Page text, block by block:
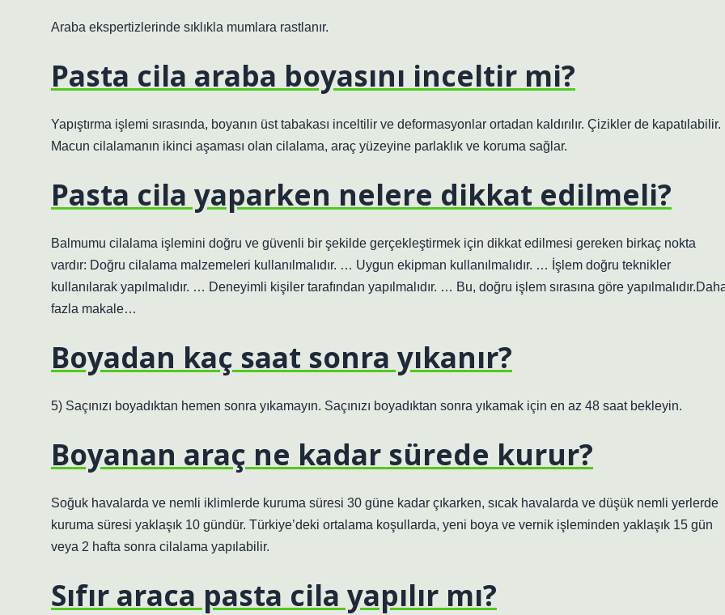
Araba ekspertizlerinde sıklıkla mumlara rastlanır.
Pasta cila araba boyasını inceltir mi?
Yapıştırma işlemi sırasında, boyanın üst tabakası inceltilir ve deformasyonlar ortadan kaldırılır. Çizikler de kapatılabilir.
Macun cilalamanın ikinci aşaması olan cilalama, araç yüzeyine parlaklık ve koruma sağlar.
Pasta cila yaparken nelere dikkat edilmeli?
Balmumu cilalama işlemini doğru ve güvenli bir şekilde gerçekleştirmek için dikkat edilmesi gereken birkaç nokta
vardır: Doğru cilalama malzemeleri kullanılmalıdır. … Uygun ekipman kullanılmalıdır. … İşlem doğru teknikler
kullanılarak yapılmalıdır. … Deneyimli kişiler tarafından yapılmalıdır. … Bu, doğru işlem sırasına göre
fazla makale…
Boyadan kaç saat sonra yıkanır?
5) Saçınızı boyadıktan hemen sonra yıkamayın. Saçınızı boyadıktan sonra yıkamak için en az 48 saat bekleyin.
Boyanan araç ne kadar sürede kurur?
Soğuk havalarda ve nemli iklimlerde kuruma süresi 30 güne kadar çıkarken, sıcak havalarda ve düşük nemli yerlerde
kuruma süresi yaklaşık 10 gündür. Türkiye’deki ortalama koşullarda, yeni boya ve vernik işleminden yaklaşık 15 gün
veya 2 hafta sonra cilalama yapılabilir.
Sıfır araca pasta cila yapılır mı?